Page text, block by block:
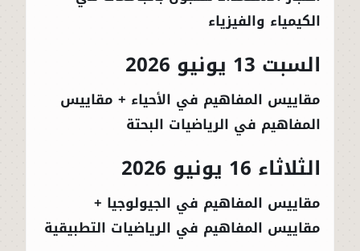
الكيمياء والفيزياء
السبت 13 يونيو 2026
مقاييس المفاهيم في الأحياء + مقاييس
المفاهيم في الرياضيات البحتة
الثلاثاء 16 يونيو 2026
مقاييس المفاهيم في الجيولوجيا +
مقاييس المفاهيم في الرياضيات التطبيقية